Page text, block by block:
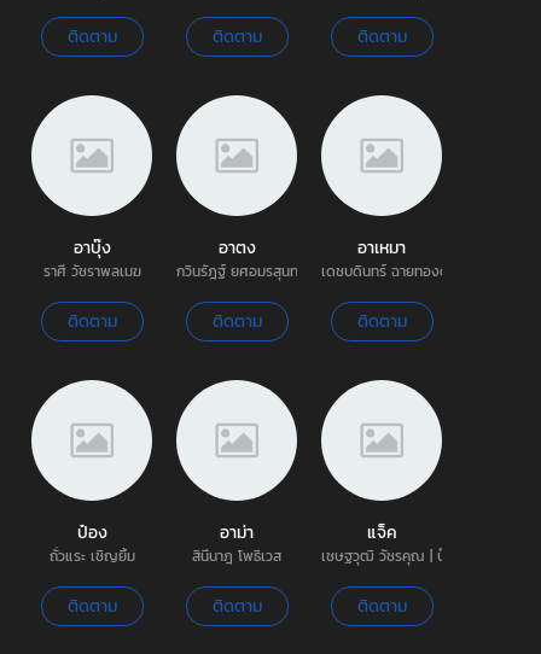
ติดตาม ติดตาม ติดตาม
อาบุ๊ง
ราศี วัชราพลเมฆ
ติดตาม
อาตง
กวินรัฎฐ์ ยศอมรสุนทร | หยวน
ติดตาม
อาเหมา
เดชบดินทร์ ฉายทองดี
ติดตาม
ป๋อง
ถั่วแระ เชิญยิ้ม
ติดตาม
อาม่า
สินีนาฎ โพธิเวส
ติดตาม
แจ็ค
เชษฐวุฒิ วัชรคุณ | บ๊วย
ติดตาม